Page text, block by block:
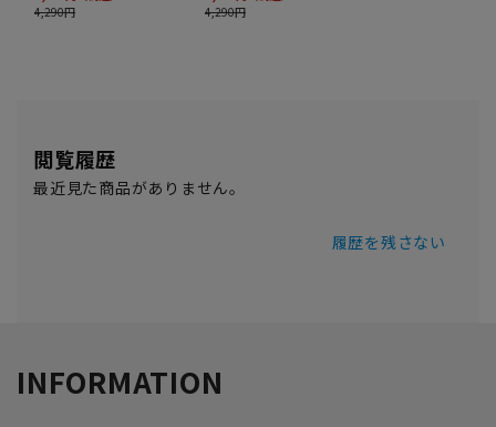
閲覧履歴
最近見た商品がありません。
履歴を残さない
INFORMATION